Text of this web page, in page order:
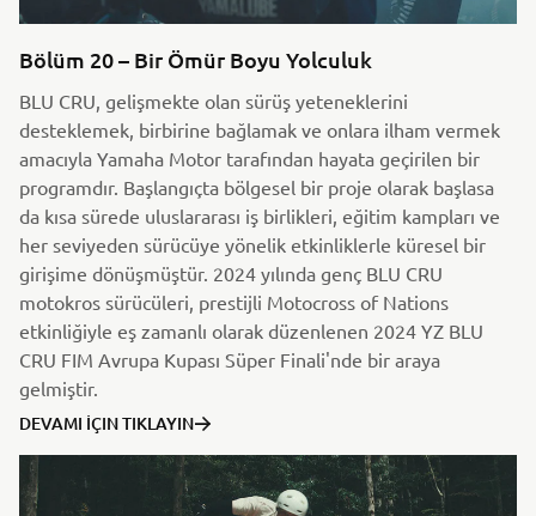
Bölüm 20 – Bir Ömür Boyu Yolculuk
BLU CRU, gelişmekte olan sürüş yeteneklerini
desteklemek, birbirine bağlamak ve onlara ilham vermek
amacıyla Yamaha Motor tarafından hayata geçirilen bir
programdır. Başlangıçta bölgesel bir proje olarak başlasa
da kısa sürede uluslararası iş birlikleri, eğitim kampları ve
her seviyeden sürücüye yönelik etkinliklerle küresel bir
girişime dönüşmüştür. 2024 yılında genç BLU CRU
motokros sürücüleri, prestijli Motocross of Nations
etkinliğiyle eş zamanlı olarak düzenlenen 2024 YZ BLU
CRU FIM Avrupa Kupası Süper Finali'nde bir araya
gelmiştir.
DEVAMI İÇIN TIKLAYIN